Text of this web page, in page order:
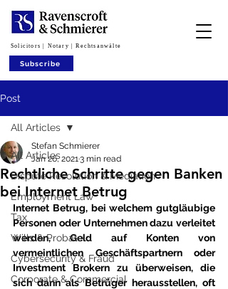
Subscribe
Solicitors | Notary | Rechtsanwälte
Post
All Articles
Dispute Resolution & Mediation
Employment Law
Tax
Wills & Probate
Cybersecurity & Fraud
Corporate & Commercial
All Articles
Rechtliche Schritte gegen Banken
bei Internet Betrug
Stefan Schmierer
Jan 26, 20213 min read
Internet Betrug, bei welchem gutgläubige
Personen oder Unternehmen dazu verleitet
werden, Geld auf Konten von
vermeintlichen Geschäftspartnern oder
Investment Brokern zu überweisen, die
sich dann als Betrüger herausstellen, oft